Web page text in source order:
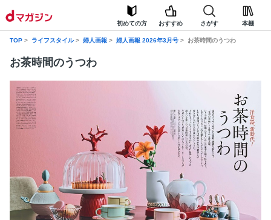
初めての方 おすすめ さがす 本棚
TOP ライフスタイル 婦人画報 婦人画報 2026年3月号 お茶時間のうつわ
お茶時間のうつわ